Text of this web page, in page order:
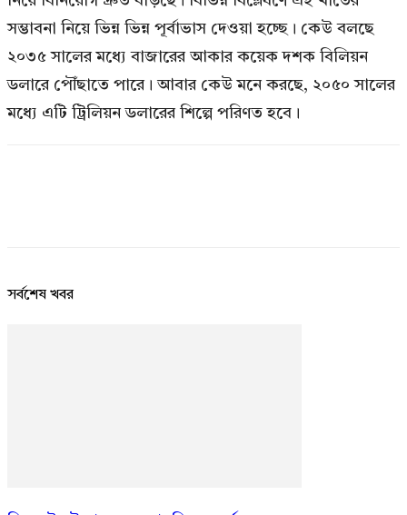
সম্ভাবনা নিয়ে ভিন্ন ভিন্ন পূর্বাভাস দেওয়া হচ্ছে। কেউ বলছে
২০৩৫ সালের মধ্যে বাজারের আকার কয়েক দশক বিলিয়ন
ডলারে পৌঁছাতে পারে। আবার কেউ মনে করছে, ২০৫০ সালের
মধ্যে এটি ট্রিলিয়ন ডলারের শিল্পে পরিণত হবে।
সর্বশেষ খবর